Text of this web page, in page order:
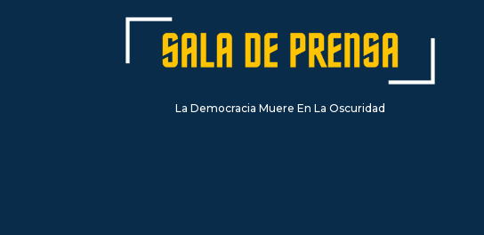
La Democracia Muere En La Oscuridad